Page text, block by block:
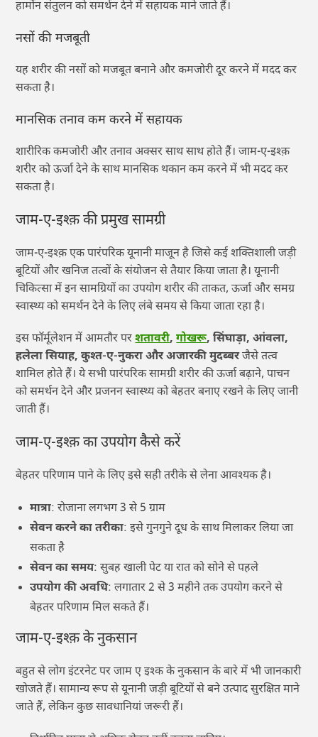
हार्मोन संतुलन को समर्थन देने में सहायक माने जाते हैं।
नसों की मजबूती
यह शरीर की नसों को मजबूत बनाने और कमजोरी दूर करने में मदद कर
सकता है।
मानसिक तनाव कम करने में सहायक
शारीरिक कमजोरी और तनाव अक्सर साथ साथ होते हैं। जाम-ए-इश्क़
शरीर को ऊर्जा देने के साथ मानसिक थकान कम करने में भी मदद कर
सकता है।
जाम-ए-इश्क़ की प्रमुख सामग्री
जाम-ए-इश्क़ एक पारंपरिक यूनानी माजून है जिसे कई शक्तिशाली जड़ी
बूटियों और खनिज तत्वों के संयोजन से तैयार किया जाता है। यूनानी
चिकित्सा में इन सामग्रियों का उपयोग शरीर की ताकत, ऊर्जा और समग्र
स्वास्थ्य को समर्थन देने के लिए लंबे समय से किया जाता रहा है।
इस फॉर्मूलेशन में आमतौर परशतावरी,गोखरू, सिंघाड़ा, आंवला,
हलेला सियाह, कुश्त-ए-नुकरा और अजारकी मुदब्बरजैसे तत्व
शामिल होते हैं। ये सभी पारंपरिक सामग्री शरीर की ऊर्जा बढ़ाने, पाचन
को समर्थन देने और प्रजनन स्वास्थ्य को बेहतर बनाए रखने के लिए जानी
जाती हैं।
जाम-ए-इश्क़ का उपयोग कैसे करें
बेहतर परिणाम पाने के लिए इसे सही तरीके से लेना आवश्यक है।
मात्रा: रोजाना लगभग 3 से 5 ग्राम
सेवन करने का तरीका: इसे गुनगुने दूध के साथ मिलाकर लिया जा
सकता है
सेवन का समय: सुबह खाली पेट या रात को सोने से पहले
उपयोग की अवधि: लगातार 2 से 3 महीने तक उपयोग करने से
बेहतर परिणाम मिल सकते हैं।
जाम-ए-इश्क़ के नुकसान
बहुत से लोग इंटरनेट पर जाम ए इश्क के नुकसान के बारे में भी जानकारी
खोजते हैं। सामान्य रूप से यूनानी जड़ी बूटियों से बने उत्पाद सुरक्षित माने
जाते हैं, लेकिन कुछ सावधानियां जरूरी हैं।